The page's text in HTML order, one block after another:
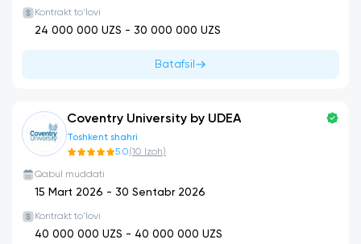
Kontrakt to'lovi
24 000 000 UZS - 30 000 000 UZS
Batafsil
Coventry University by UDEA
Toshkent shahri
5.0(10 Izoh)
Qabul muddati
15 Mart 2026 - 30 Sentabr 2026
Kontrakt to'lovi
40 000 000 UZS - 40 000 000 UZS